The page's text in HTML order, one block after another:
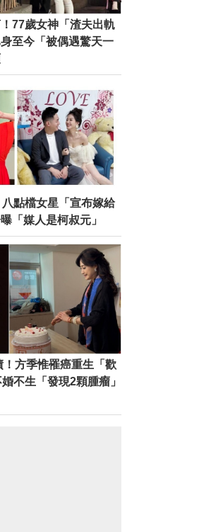
77歲女神「渣夫出軌
至今「被偶遇驚天一
點檔女星「宣布嫁給
「媒人是柯叔元」
方季惟罹癌重生「歡
不生「發現2顆腫瘤」